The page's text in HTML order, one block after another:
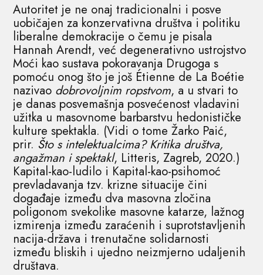
Autoritet je ne onaj tradicionalni i posve
uobičajen za konzervativna društva i politiku
liberalne demokracije o čemu je pisala
Hannah Arendt, već degenerativno ustrojstvo
Moći kao sustava pokoravanja Drugoga s
pomoću onog što je još Étienne de La Boétie
nazivao dobrovoljnim ropstvom, a u stvari to
je danas posvemašnja posvećenost vladavini
užitka u masovnome barbarstvu hedonističke
kulture spektakla. (Vidi o tome Žarko Paić,
prir. Što s intelektualcima? Kritika društva,
angažman i spektakl, Litteris, Zagreb, 2020.)
Kapital-kao-ludilo i Kapital-kao-psihomoć
prevladavanja tzv. krizne situacije čini
događaje između dva masovna zločina
poligonom svekolike masovne katarze, lažnog
izmirenja između zaraćenih i suprotstavljenih
nacija-država i trenutačne solidarnosti
između bliskih i ujedno neizmjerno udaljenih
društava.